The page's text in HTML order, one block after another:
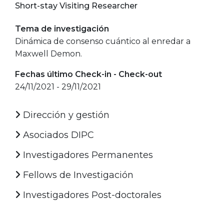
Short-stay Visiting Researcher
Tema de investigación
Dinámica de consenso cuántico al enredar a
Maxwell Demon.
Fechas último Check-in - Check-out
24/11/2021 - 29/11/2021
Dirección y gestión
Asociados DIPC
Investigadores Permanentes
Fellows de Investigación
Investigadores Post-doctorales